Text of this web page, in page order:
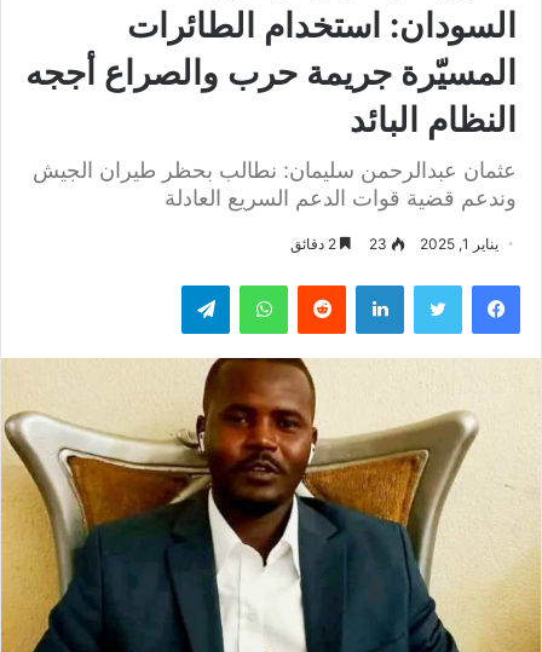
السودان: استخدام الطائرات
المسيّرة جريمة حرب والصراع أججه
النظام البائد
عثمان عبدالرحمن سليمان: نطالب بحظر طيران الجيش
وندعم قضية قوات الدعم السريع العادلة
يناير 1, 2025 23
فيسبوك تويتر لينكدإن واتساب تيلقرام